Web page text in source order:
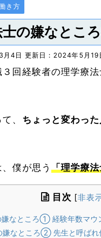
き方
の嫌なとこ
4日 更新日： 2024年5月19
回経験者の理学療法
、 ちょっと変わっ
僕が思う 「理学療
目次 [非表
嫌なところ① 経験年数マウ
嫌なところ② 先生と呼ばれ